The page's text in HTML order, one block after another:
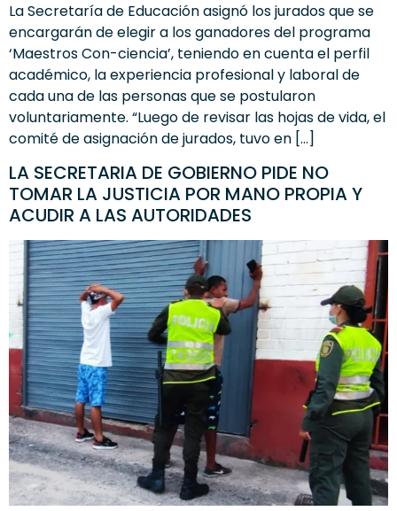
La Secretaría de Educación asignó los jurados que se
encargarán de elegir a los ganadores del programa
‘Maestros Con-ciencia’, teniendo en cuenta el perfil
académico, la experiencia profesional y laboral de
cada una de las personas que se postularon
voluntariamente. “Luego de revisar las hojas de vida, el
comité de asignación de jurados, tuvo en […]
LA SECRETARIA DE GOBIERNO PIDE NO
TOMAR LA JUSTICIA POR MANO PROPIA Y
ACUDIR A LAS AUTORIDADES